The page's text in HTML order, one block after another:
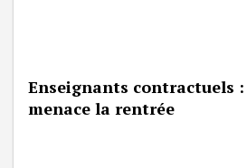
Enseignants contractuels
menace la rentrée